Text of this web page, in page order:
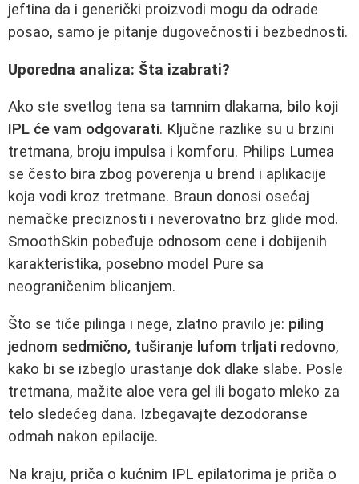
jeftina da i generički proizvodi mogu da odrade
posao, samo je pitanje dugovečnosti i bezbednosti.
Uporedna analiza: Šta izabrati?
Ako ste svetlog tena sa tamnim dlakama, bilo koji
IPL će vam odgovarati. Ključne razlike su u brzini
tretmana, broju impulsa i komforu. Philips Lumea
se često bira zbog poverenja u brend i aplikacije
koja vodi kroz tretmane. Braun donosi osećaj
nemačke preciznosti i neverovatno brz glide mod.
SmoothSkin pobeđuje odnosom cene i dobijenih
karakteristika, posebno model Pure sa
neograničenim blicanjem.
Što se tiče pilinga i nege, zlatno pravilo je: piling
jednom sedmično, tuširanje lufom trljati redovno,
kako bi se izbeglo urastanje dok dlake slabe. Posle
tretmana, mažite aloe vera gel ili bogato mleko za
telo sledećeg dana. Izbegavajte dezodoranse
odmah nakon epilacije.
Na kraju, priča o kućnim IPL epilatorima je priča o